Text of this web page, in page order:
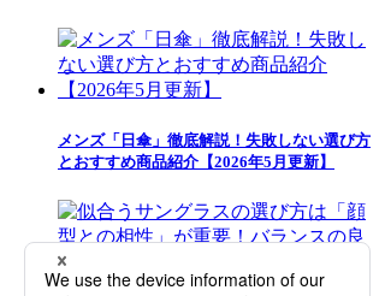
メンズ「日傘」徹底解説！失敗しない選び方
とおすすめ商品紹介【2026年5月更新】